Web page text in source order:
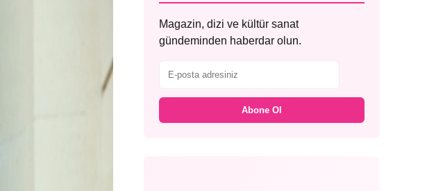
Magazin, dizi ve kültür sanat
gündeminden haberdar olun.
Abone Ol